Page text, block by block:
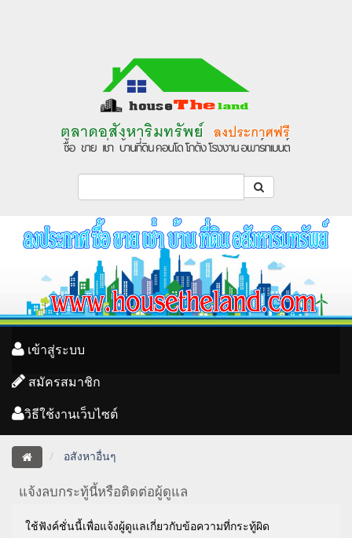
เข้าสู่ระบบ
สมัครสมาชิก
วิธีใช้งานเว็บไซต์
อสังหาอื่นๆ
แจ้งลบกระทู้นี้หรือติดต่อผู้ดูแล
ใช้ฟังค์ชั่นนี้เพื่อแจ้งผู้ดูแลเกี่ยวกับข้อความที่กระทู้ผิด